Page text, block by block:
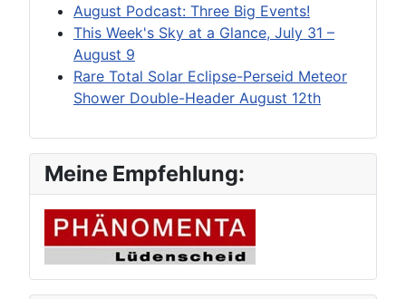
August Podcast: Three Big Events!
This Week's Sky at a Glance, July 31 –
August 9
Rare Total Solar Eclipse-Perseid Meteor
Shower Double-Header August 12th
Meine Empfehlung: